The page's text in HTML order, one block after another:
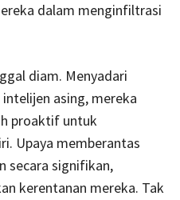
dalam menginfiltrasi
diam. Menyadari
asing, mereka
proaktif untuk
Upaya memberantas
secara signifikan,
kerentanan mereka. Tak